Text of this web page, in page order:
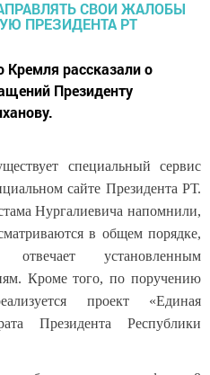
Кремля рассказали о
Президенту
специальный сервис
сайте Президента РТ.
Нургалиевича напомнили,
в общем порядке,
установленным
Кроме того, по поручению
проект «Единая
Президента Республики